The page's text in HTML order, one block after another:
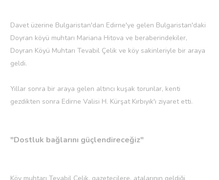
Davet üzerine Bulgaristan'dan Edirne'ye gelen Bulgaristan'daki
Doyran köyü muhtarı Mariana Hitova ve beraberindekiler,
Doyran Köyü Muhtarı Tevabil Çelik ve köy sakinleriyle bir araya
geldi.
Yıllar sonra bir araya gelen altıncı kuşak torunlar, kenti
gezdikten sonra Edirne Valisi H. Kürşat Kırbıyık'ı ziyaret etti.
"Dostluk bağlarını güçlendireceğiz"